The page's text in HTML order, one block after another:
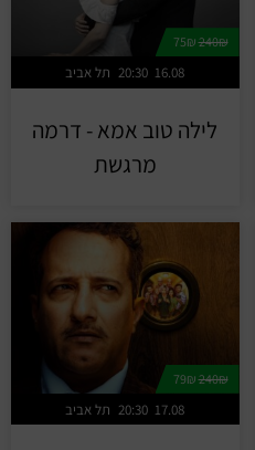
240₪
75₪
תל אביב 20:30 16.08
לילה טוב אמא - דרמה
מרגשת
240₪
79₪
תל אביב 20:30 17.08